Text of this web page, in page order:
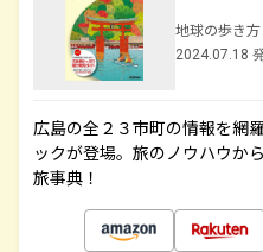
地球の歩き方
2024.07.18
広島の全２３市町の情報を網
ックが登場。旅のノウハウか
旅事典！